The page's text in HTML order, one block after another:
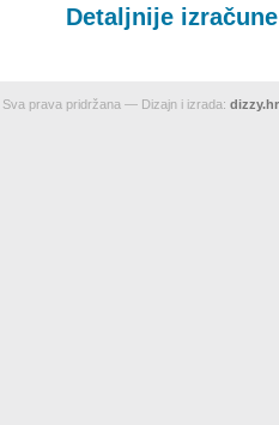
Detaljnije
Sva prava pridržana — Dizajn i izrada: dizzy.hr